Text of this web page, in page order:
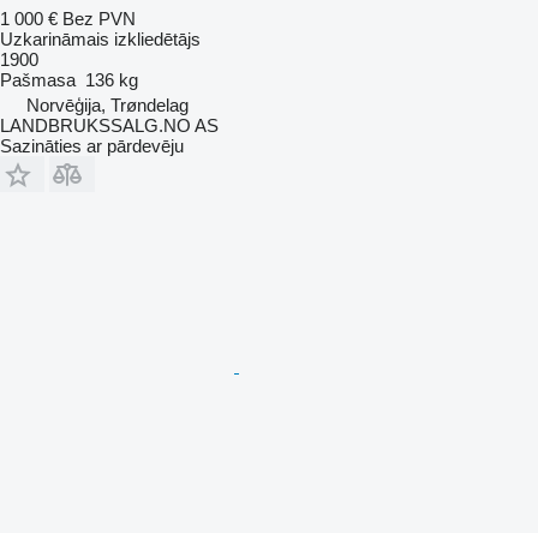
1 000 € Bez PVN
Uzkarināmais izkliedētājs
1900
Pašmasa 136 kg
Norvēģija, Trøndelag
LANDBRUKSSALG.NO AS
Sazināties ar pārdevēju